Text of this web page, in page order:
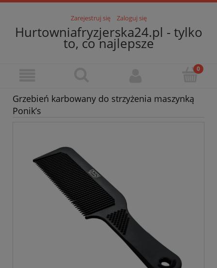
Zarejestruj się Zaloguj się
Hurtowniafryzjerska24.pl - tylko
to, co najlepsze
Grzebień karbowany do strzyżenia maszynką
Ponik’s